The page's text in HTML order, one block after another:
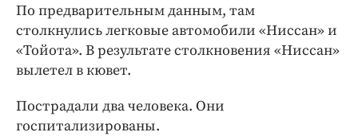
По предварительным данным, там
столкнулись легковые автомобили «Ниссан» и
«Тойота». В результате столкновения «Ниссан»
вылетел в кювет.
Пострадали два человека. Они
госпитализированы.